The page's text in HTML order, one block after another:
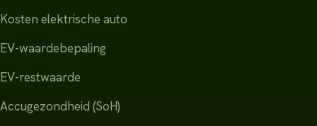
Kosten elektrische auto
EV-waardebepaling
EV-restwaarde
Accugezondheid (SoH)